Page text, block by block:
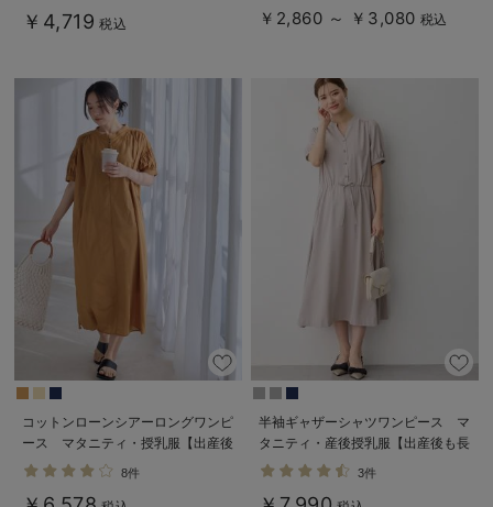
￥4,719 税込 ￥2,860 ～ ￥3,080 税込
コットンローンシアーロングワンピ
ース マタニティ・授乳服【出産後
も長く使える】
8件
半袖ギャザーシャツワンピース マ
タニティ・産後授乳服【出産後も長
く使える】
3件